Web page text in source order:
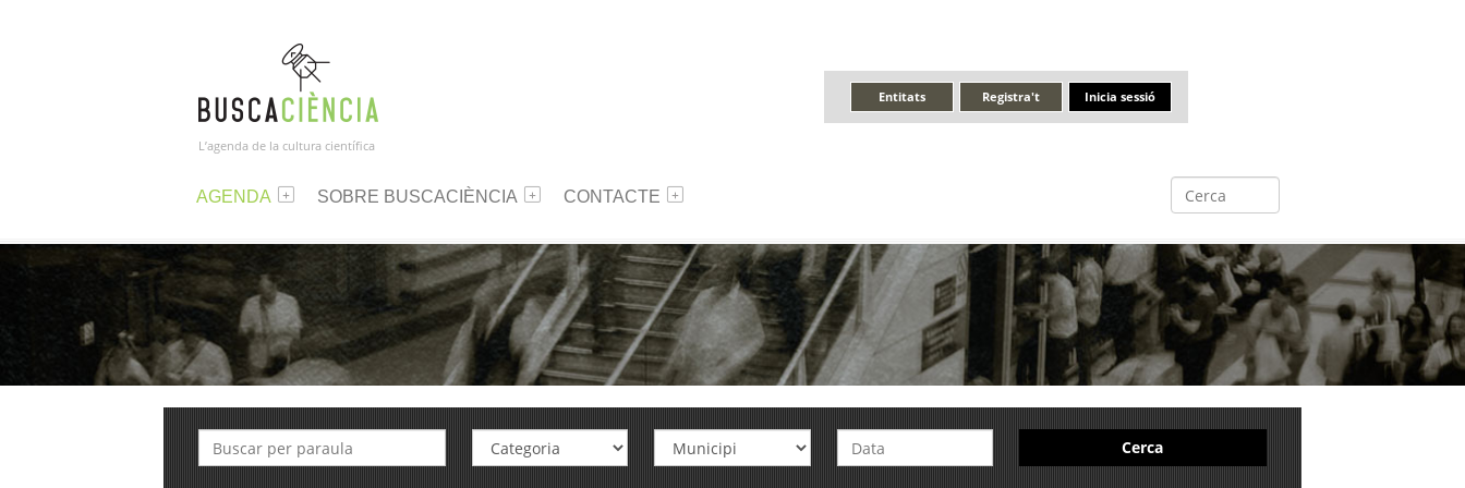
L’agenda de la cultura científica
Inicia sessió
Registra't
Entitats
AGENDA SOBRE BUSCACIÈNCIA CONTACTE
Cerca